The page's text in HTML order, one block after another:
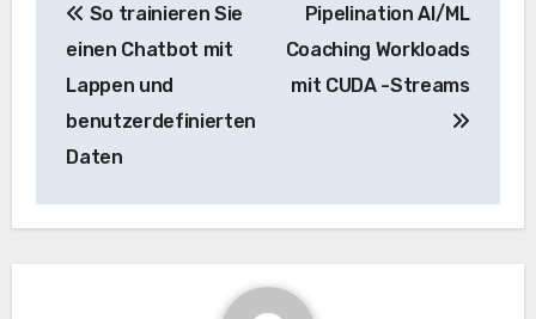
Navigation
So trainieren Sie
einen Chatbot mit
Lappen und
benutzerdefinierten
Daten
Pipelination AI/ML
Coaching Workloads
mit CUDA -Streams